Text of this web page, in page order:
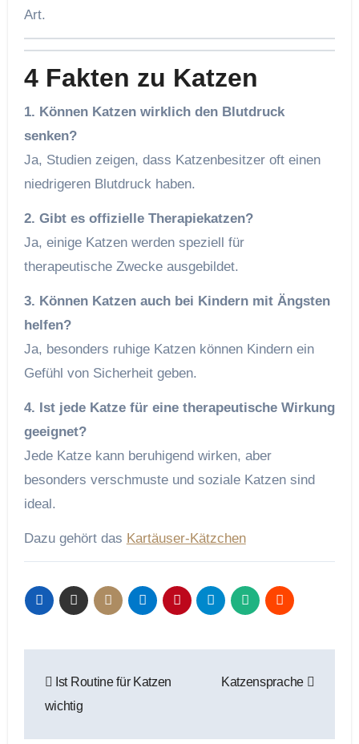
Art.
4 Fakten zu Katzen
1. Können Katzen wirklich den Blutdruck
senken?
Ja, Studien zeigen, dass Katzenbesitzer oft einen
niedrigeren Blutdruck haben.
2. Gibt es offizielle Therapiekatzen?
Ja, einige Katzen werden speziell für
therapeutische Zwecke ausgebildet.
3. Können Katzen auch bei Kindern mit Ängsten
helfen?
Ja, besonders ruhige Katzen können Kindern ein
Gefühl von Sicherheit geben.
4. Ist jede Katze für eine therapeutische Wirkung
geeignet?
Jede Katze kann beruhigend wirken, aber
besonders verschmuste und soziale Katzen sind
ideal.
Dazu gehört das Kartäuser-Kätzchen
Ist Routine für Katzen
wichtig
Katzensprache